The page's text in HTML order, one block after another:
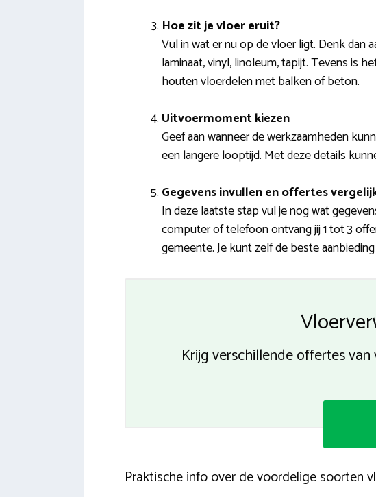
Hoe zit je vloer eruit?
Vul in wat er nu op de vloer ligt. Denk dan
laminaat, vinyl, linoleum, tapijt. Tevens is
houten vloerdelen met balken of beton.
Uitvoermoment kiezen
Geef aan wanneer de werkzaamheden
een langere looptijd. Met deze details
Gegevens invullen en offertes
In deze laatste stap vul je nog wat
computer of telefoon ontvang jij 1 tot 3
gemeente. Je kunt zelf de beste
Krijg verschillende offertes
Praktische info over de voordelige soorten